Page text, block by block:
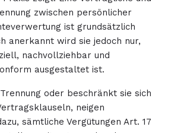
zwischen persönlicher
ist grundsätzlich
anerkannt wird sie jedoch nur,
nachvollziehbar und
ausgestaltet ist.
oder beschränkt sie sich
neigen
sämtliche Vergütungen Art. 17